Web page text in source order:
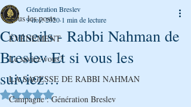
Tous les posts
ÉVÉNEMENT
Le saviez-vous?
LA SAGESSE DE RABBI NAHMAN
Campagne : Génération Breslev
Conseils - Rabbi Nahman de
Breslev Et si vous les
suiviez…
Génération Breslev
9 nov. 2020 1 min de lecture
Noté NaN étoiles sur 5.